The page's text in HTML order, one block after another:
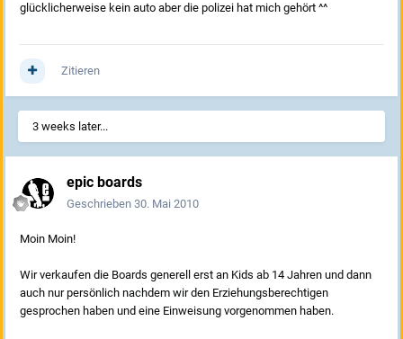
glücklicherweise kein auto aber die polizei hat mich gehört ^^
Zitieren
3 weeks later...
epic boards
Geschrieben 30. Mai 2010
Moin Moin!
Wir verkaufen die Boards generell erst an Kids ab 14 Jahren und dann
auch nur persönlich nachdem wir den Erziehungsberechtigen
gesprochen haben und eine Einweisung vorgenommen haben.